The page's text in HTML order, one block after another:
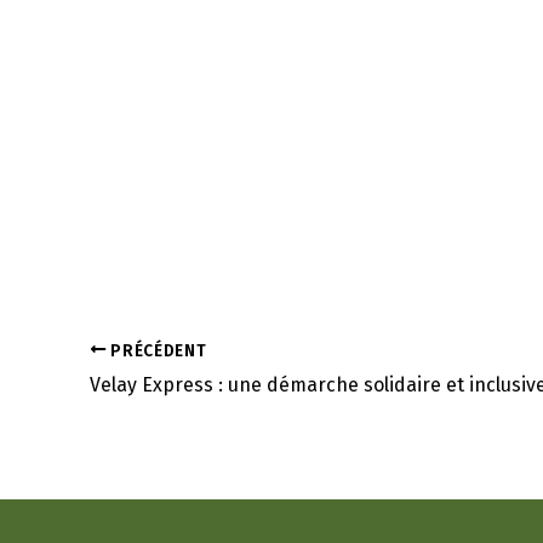
PRÉCÉDENT
Velay Express : une démarche solidaire et